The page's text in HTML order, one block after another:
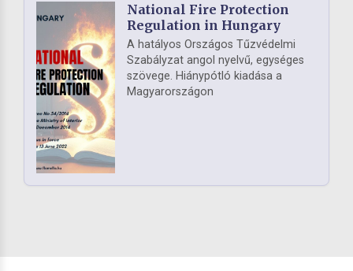
National Fire Protection
Regulation in Hungary
A hatályos Országos Tűzvédelmi
Szabályzat angol nyelvű, egységes
szövege. Hiánypótló kiadása a
Magyarországon